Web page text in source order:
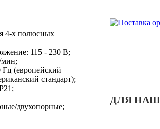
4-х полюсных
115 - 230 В;
мин;
(европейский
стандарт);
двухопорные;
ДЛЯ